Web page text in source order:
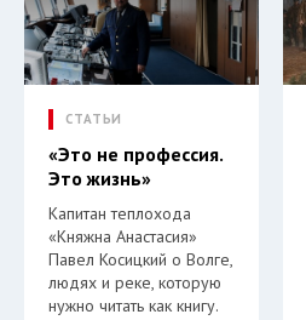
СТАТЬИ
«Это не профессия.
Это жизнь»
Капитан теплохода
«Княжна Анастасия»
Павел Косицкий о Волге,
людях и реке, которую
нужно читать как книгу.